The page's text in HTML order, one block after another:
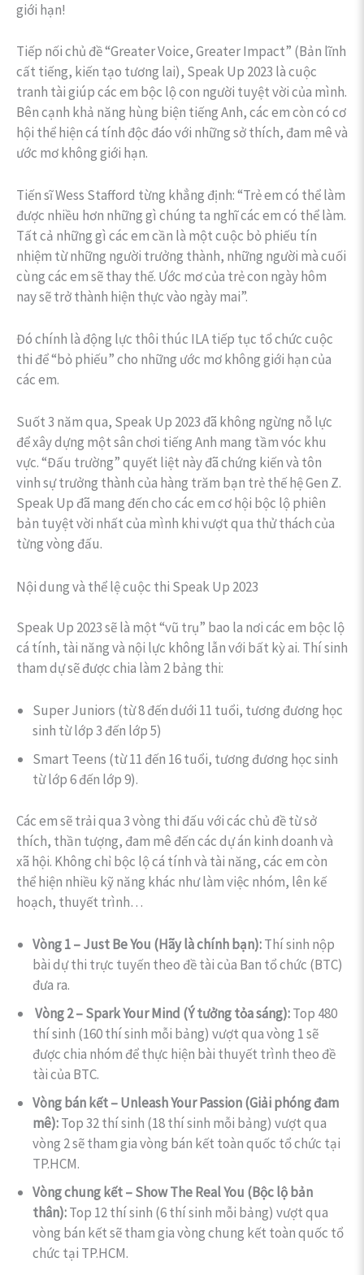
giới hạn!
Tiếp nối chủ đề “Greater Voice, Greater Impact” (Bản lĩnh
cất tiếng, kiến tạo tương lai), Speak Up 2023 là cuộc
tranh tài giúp các em bộc lộ con người tuyệt vời của mình.
Bên cạnh khả năng hùng biện tiếng Anh, các em còn có cơ
hội thể hiện cá tính độc đáo với những sở thích, đam mê và
ước mơ không giới hạn.
Tiến sĩ Wess Stafford từng khẳng định: “Trẻ em có thể làm
được nhiều hơn những gì chúng ta nghĩ các em có thể làm.
Tất cả những gì các em cần là một cuộc bỏ phiếu tín
nhiệm từ những người trưởng thành, những người mà cuối
cùng các em sẽ thay thế. Ước mơ của trẻ con ngày hôm
nay sẽ trở thành hiện thực vào ngày mai”.
Đó chính là động lực thôi thúc ILA tiếp tục tổ chức cuộc
thi để “bỏ phiếu” cho những ước mơ không giới hạn của
các em.
Suốt 3 năm qua, Speak Up 2023 đã không ngừng nỗ lực
để xây dựng một sân chơi tiếng Anh mang tầm vóc khu
vực. “Đấu trường” quyết liệt này đã chứng kiến và tôn
vinh sự trưởng thành của hàng trăm bạn trẻ thế hệ Gen Z.
Speak Up đã mang đến cho các em cơ hội bộc lộ phiên
bản tuyệt vời nhất của mình khi vượt qua thử thách của
từng vòng đấu.
Nội dung và thể lệ cuộc thi Speak Up 2023
Speak Up 2023 sẽ là một “vũ trụ” bao la nơi các em bộc lộ
cá tính, tài năng và nội lực không lẫn với bất kỳ ai. Thí sinh
tham dự sẽ được chia làm 2 bảng thi:
Super Juniors (từ 8 đến dưới 11 tuổi, tương đương học
sinh từ lớp 3 đến lớp 5)
Smart Teens (từ 11 đến 16 tuổi, tương đương học sinh
từ lớp 6 đến lớp 9).
Các em sẽ trải qua 3 vòng thi đấu với các chủ đề từ sở
thích, thần tượng, đam mê đến các dự án kinh doanh và
xã hội. Không chỉ bộc lộ cá tính và tài năng, các em còn
thể hiện nhiều kỹ năng khác như làm việc nhóm, lên kế
hoạch, thuyết trình…
Vòng 1 – Just Be You (Hãy là chính bạn):Thí sinh nộp
bài dự thi trực tuyến theo đề tài của Ban tổ chức (BTC)
đưa ra.
Vòng 2 – Spark Your Mind (Ý tưởng tỏa sáng):Top 480
thí sinh (160 thí sinh mỗi bảng) vượt qua vòng 1 sẽ
được chia nhóm để thực hiện bài thuyết trình theo đề
tài của BTC.
Vòng bán kết – Unleash Your Passion (Giải phóng đam
mê):Top 32 thí sinh (18 thí sinh mỗi bảng) vượt qua
vòng 2 sẽ tham gia vòng bán kết toàn quốc tổ chức tại
TP.HCM.
Vòng chung kết – Show The Real You (Bộc lộ bản
thân):Top 12 thí sinh (6 thí sinh mỗi bảng) vượt qua
vòng bán kết sẽ tham gia vòng chung kết toàn quốc tổ
chức tại TP.HCM.